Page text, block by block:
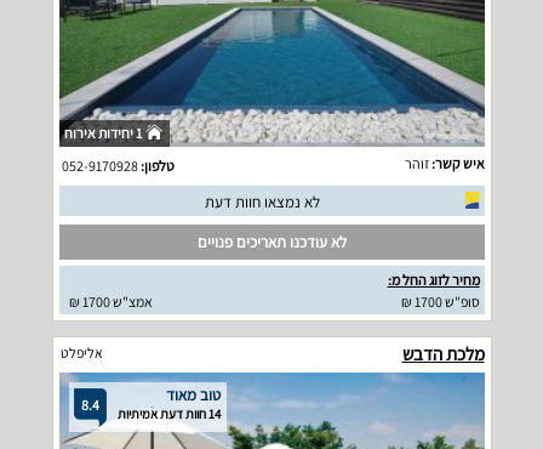
1 יחידות אירוח
איש קשר:זוהר טלפון:052-9170928
לא נמצאו חוות דעת
לא עודכנו תאריכים פנויים
מחיר לזוג החל מ:
סופ"ש 1700 ₪
אמצ"ש 1700 ₪
מלכת הדבש אליפלט
8.4 טוב מאוד
14 חוות דעת אמיתיות